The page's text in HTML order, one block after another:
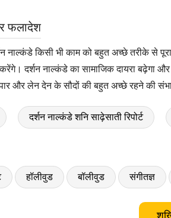
फलादेश
नाल्कंडे किसी भी काम को बहुत अच्छे तरीके से
दर्शन नाल्कंडे का सामाजिक दायरा बढ़ेगा और
और लेन देन के सौदों की बहुत अच्छे रहने की
दर्शन नाल्कंडे शनि साढ़ेसाती रिपोर्ट
हॉलीवुड बॉलीवुड संगीतज्ञ